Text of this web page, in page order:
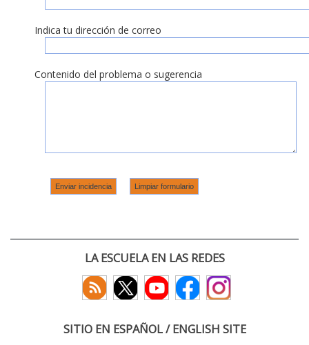
Indica tu dirección de correo
Contenido del problema o sugerencia
LA ESCUELA EN LAS REDES
SITIO EN ESPAÑOL / ENGLISH SITE